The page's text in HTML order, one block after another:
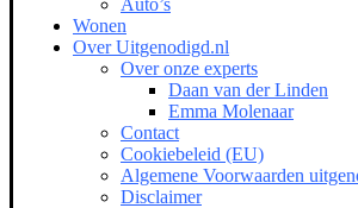
Auto’s
Wonen
Over Uitgenodigd.nl
Over onze experts
Daan van der Linden
Emma Molenaar
Contact
Cookiebeleid (EU)
Algemene Voorwaarden
Disclaimer